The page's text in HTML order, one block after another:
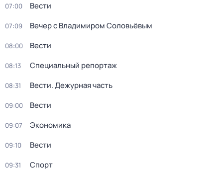
07:00 Вести
07:09 Вечер с Владимиром Соловьёвым
08:00 Вести
08:13 Специальный репортаж
08:31 Вести. Дежурная часть
09:00 Вести
09:07 Экономика
09:10 Вести
09:31 Спорт